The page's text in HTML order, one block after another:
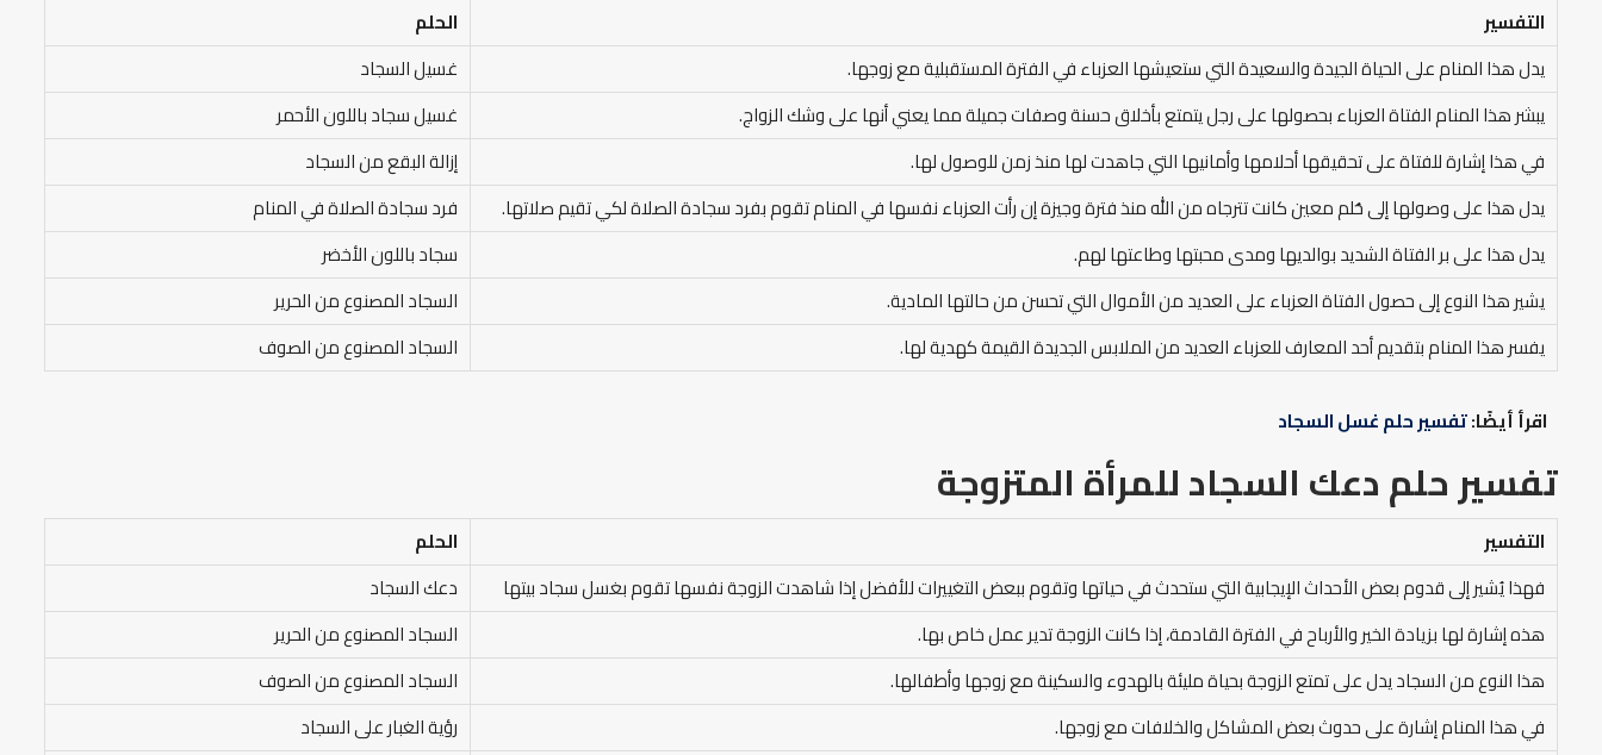
التفسير
الحلم
يدل هذا المنام على الحياة الجيدة والسعيدة التي ستعيشها العزباء في الفترة المستقبلية مع زوجها.
غسيل السجاد
يبشر هذا المنام الفتاة العزباء بحصولها على رجل يتمتع بأخلاق حسنة وصفات جميلة مما يعني أنها على وشك الزواج.
غسيل سجاد باللون الأحمر
في هذا إشارة للفتاة على تحقيقها أحلامها وأمانيها التي جاهدت لها منذ زمن للوصول لها.
إزالة البقع من السجاد
يدل هذا على وصولها إلى حُلم معين كانت تترجاه من الله منذ فترة وجيزة إن رأت العزباء نفسها في المنام تقوم بفرد سجادة الصلاة لكي تقيم صلاتها.
فرد سجادة الصلاة في المنام
يدل هذا على بر الفتاة الشديد بوالديها ومدى محبتها وطاعتها لهم.
سجاد باللون الأخضر
يشير هذا النوع إلى حصول الفتاة العزباء على العديد من الأموال التي تحسن من حالتها المادية.
السجاد المصنوع من الحرير
يفسر هذا المنام بتقديم أحد المعارف للعزباء العديد من الملابس الجديدة القيمة كهدية لها.
السجاد المصنوع من الصوف
اقرأ أيضًا:تفسير حلم غسل السجاد
تفسير حلم دعك السجاد للمرأة المتزوجة
التفسير
الحلم
فهذا يُشير إلى قدوم بعض الأحداث الإيجابية التي ستحدث في حياتها وتقوم ببعض التغييرات للأفضل إذا شاهدت الزوجة نفسها تقوم بغسل سجاد بيتها
دعك السجاد
هذه إشارة لها بزيادة الخير والأرباح في الفترة القادمة، إذا كانت الزوجة تدير عمل خاص بها.
السجاد المصنوع من الحرير
هذا النوع من السجاد يدل على تمتع الزوجة بحياة مليئة بالهدوء والسكينة مع زوجها وأطفالها.
السجاد المصنوع من الصوف
في هذا المنام إشارة على حدوث بعض المشاكل والخلافات مع زوجها.
رؤية الغبار على السجاد